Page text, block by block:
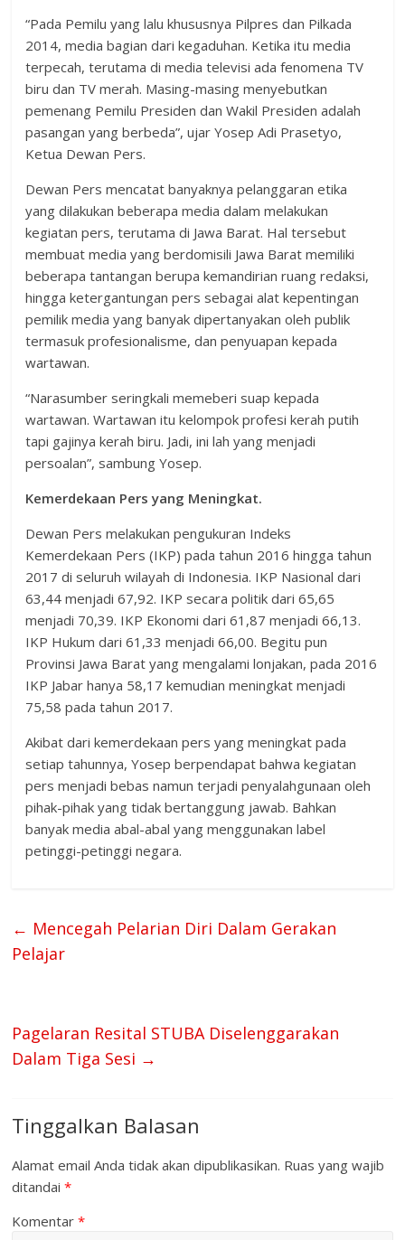
“Pada Pemilu yang lalu khususnya Pilpres dan Pilkada
2014, media bagian dari kegaduhan. Ketika itu media
terpecah, terutama di media televisi ada fenomena TV
biru dan TV merah. Masing-masing menyebutkan
pemenang Pemilu Presiden dan Wakil Presiden adalah
pasangan yang berbeda”, ujar Yosep Adi Prasetyo,
Ketua Dewan Pers.
Dewan Pers mencatat banyaknya pelanggaran etika
yang dilakukan beberapa media dalam melakukan
kegiatan pers, terutama di Jawa Barat. Hal tersebut
membuat media yang berdomisili Jawa Barat memiliki
beberapa tantangan berupa kemandirian ruang redaksi,
hingga ketergantungan pers sebagai alat kepentingan
pemilik media yang banyak dipertanyakan oleh publik
termasuk profesionalisme, dan penyuapan kepada
wartawan.
“Narasumber seringkali memeberi suap kepada
wartawan. Wartawan itu kelompok profesi kerah putih
tapi gajinya kerah biru. Jadi, ini lah yang menjadi
persoalan”, sambung Yosep.
Kemerdekaan Pers yang Meningkat.
Dewan Pers melakukan pengukuran Indeks
Kemerdekaan Pers (IKP) pada tahun 2016 hingga tahun
2017 di seluruh wilayah di Indonesia. IKP Nasional dari
63,44 menjadi 67,92. IKP secara politik dari 65,65
menjadi 70,39. IKP Ekonomi dari 61,87 menjadi 66,13.
IKP Hukum dari 61,33 menjadi 66,00. Begitu pun
Provinsi Jawa Barat yang mengalami lonjakan, pada 2016
IKP Jabar hanya 58,17 kemudian meningkat menjadi
75,58 pada tahun 2017.
Akibat dari kemerdekaan pers yang meningkat pada
setiap tahunnya, Yosep berpendapat bahwa kegiatan
pers menjadi bebas namun terjadi penyalahgunaan oleh
pihak-pihak yang tidak bertanggung jawab. Bahkan
banyak media abal-abal yang menggunakan label
petinggi-petinggi negara.
← Mencegah Pelarian Diri Dalam Gerakan
Pelajar
Pagelaran Resital STUBA Diselenggarakan
Dalam Tiga Sesi →
Tinggalkan Balasan
Alamat email Anda tidak akan dipublikasikan. Ruas yang wajib
ditandai*
Komentar*